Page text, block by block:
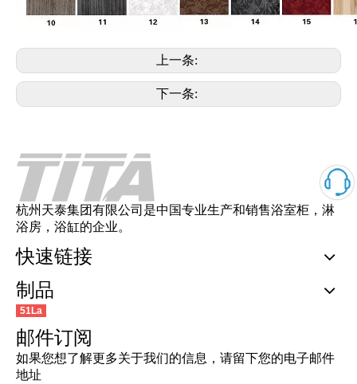
上一条:
下一条:
杭州天泰集团有限公司是中国专业生产和销售浴室柜，淋
浴房，浴缸的企业。
快速链接
制品
51La
邮件订阅
如果您想了解更多关于我们的信息，请留下您的电子邮件
地址